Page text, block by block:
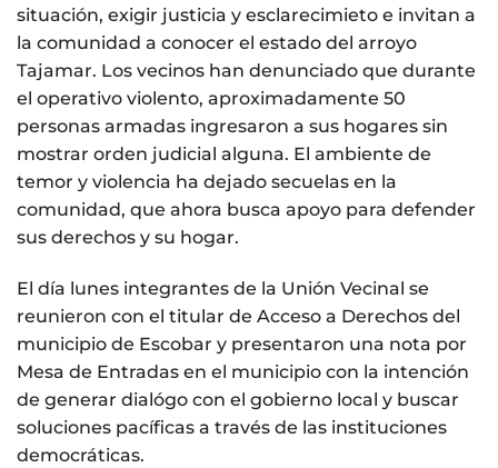
situación, exigir justicia y esclarecimieto e invitan a
la comunidad a conocer el estado del arroyo
Tajamar. Los vecinos han denunciado que durante
el operativo violento, aproximadamente 50
personas armadas ingresaron a sus hogares sin
mostrar orden judicial alguna. El ambiente de
temor y violencia ha dejado secuelas en la
comunidad, que ahora busca apoyo para defender
sus derechos y su hogar.
El día lunes integrantes de la Unión Vecinal se
reunieron con el titular de Acceso a Derechos del
municipio de Escobar y presentaron una nota por
Mesa de Entradas en el municipio con la intención
de generar dialógo con el gobierno local y buscar
soluciones pacíficas a través de las instituciones
democráticas.